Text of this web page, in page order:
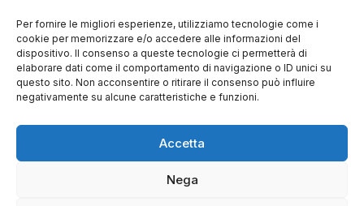
Per fornire le migliori esperienze, utilizziamo tecnologie come i
cookie per memorizzare e/o accedere alle informazioni del
dispositivo. Il consenso a queste tecnologie ci permetterà di
elaborare dati come il comportamento di navigazione o ID unici su
questo sito. Non acconsentire o ritirare il consenso può influire
negativamente su alcune caratteristiche e funzioni.
Accetta
Nega
coordinamento da parte di Coop Alleanza 3.0 Soc. Coop.
Sede legale: via Ragazzi del ’99 nr. 51 42124 Reggio Emilia
(RE)
P.Iva 00651840365
Home i Programmi Diretta Streaming Guida TV
Chi
Gerenza